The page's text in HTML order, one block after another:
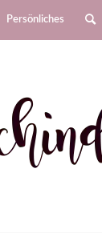
Persönliches